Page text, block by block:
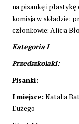
na pisankę i plastykę
komisja w składzie:
członkowie: Alicja
Kategoria I
Przedszkolaki:
Pisanki:
I miejsce: Natalia
Dużego